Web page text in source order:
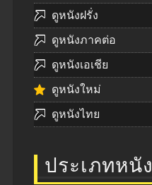
ดูหนังฝรั่ง
ดูหนังภาคต่อ
ดูหนังเอเชีย
ดูหนังใหม่
ดูหนังไทย
ประเภทหนัง